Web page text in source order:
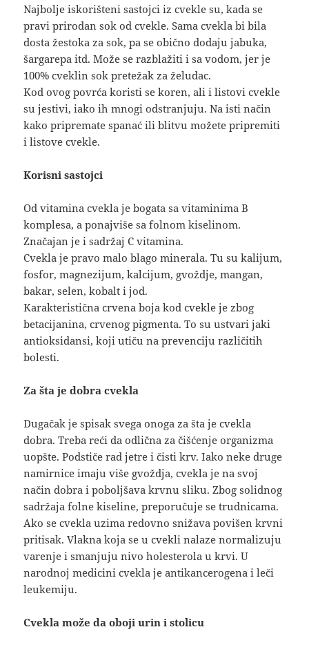
Najbolje iskorišteni sastojci iz cvekle su, kada se
pravi prirodan sok od cvekle. Sama cvekla bi bila
dosta žestoka za sok, pa se obično dodaju jabuka,
šargarepa itd. Može se razblažiti i sa vodom, jer je
100% cveklin sok pretežak za želudac.
Kod ovog povrća koristi se koren, ali i listovi cvekle
su jestivi, iako ih mnogi odstranjuju. Na isti način
kako pripremate spanać ili blitvu možete pripremiti
i listove cvekle.
Korisni sastojci
Od vitamina cvekla je bogata sa vitaminima B
komplesa, a ponajviše sa folnom kiselinom.
Značajan je i sadržaj C vitamina.
Cvekla je pravo malo blago minerala. Tu su kalijum,
fosfor, magnezijum, kalcijum, gvoždje, mangan,
bakar, selen, kobalt i jod.
Karakteristična crvena boja kod cvekle je zbog
betacijanina, crvenog pigmenta. To su ustvari jaki
antioksidansi, koji utiču na prevenciju različitih
bolesti.
Za šta je dobra cvekla
Dugačak je spisak svega onoga za šta je cvekla
dobra. Treba reći da odlična za čišćenje organizma
uopšte. Podstiče rad jetre i čisti krv. Iako neke druge
namirnice imaju više gvoždja, cvekla je na svoj
način dobra i poboljšava krvnu sliku. Zbog solidnog
sadržaja folne kiseline, preporučuje se trudnicama.
Ako se cvekla uzima redovno snižava povišen krvni
pritisak. Vlakna koja se u cvekli nalaze normalizuju
varenje i smanjuju nivo holesterola u krvi. U
narodnoj medicini cvekla je antikancerogena i leči
leukemiju.
Cvekla može da oboji urin i stolicu